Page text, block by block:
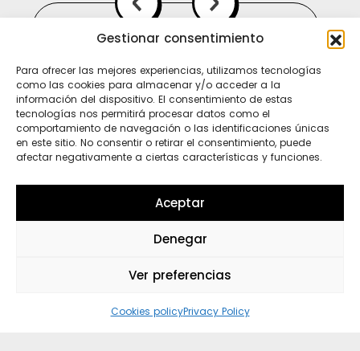
Gestionar consentimiento
Para ofrecer las mejores experiencias, utilizamos tecnologías
como las cookies para almacenar y/o acceder a la
información del dispositivo. El consentimiento de estas
tecnologías nos permitirá procesar datos como el
comportamiento de navegación o las identificaciones únicas
en este sitio. No consentir o retirar el consentimiento, puede
afectar negativamente a ciertas características y funciones.
Aceptar
Denegar
Ver preferencias
Cookies policyPrivacy Policy
Porque no hay loco sin polo ni polo sin